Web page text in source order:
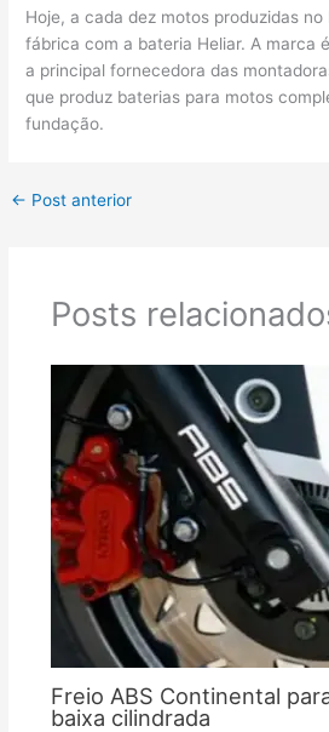
Hoje, a cada dez motos produzidas no
fábrica com a bateria Heliar. A marca
a principal fornecedora das
que produz baterias para motos
fundação.
← Post anterior
Posts
Freio ABS Continental
baixa cilindrada